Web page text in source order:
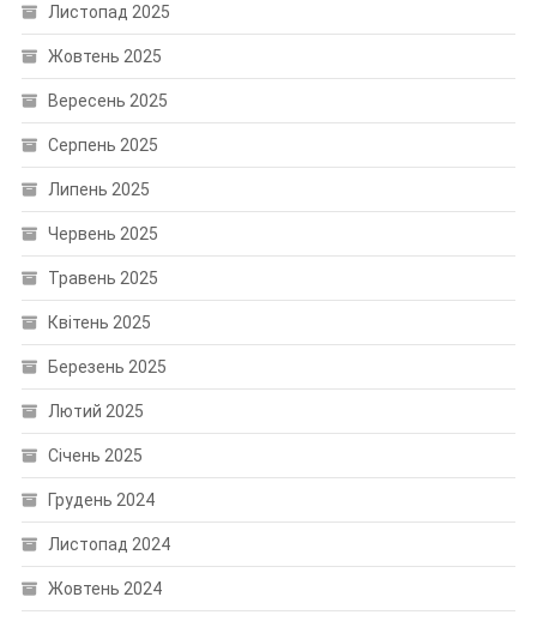
Листопад 2025
Жовтень 2025
Вересень 2025
Серпень 2025
Липень 2025
Червень 2025
Травень 2025
Квітень 2025
Березень 2025
Лютий 2025
Січень 2025
Грудень 2024
Листопад 2024
Жовтень 2024